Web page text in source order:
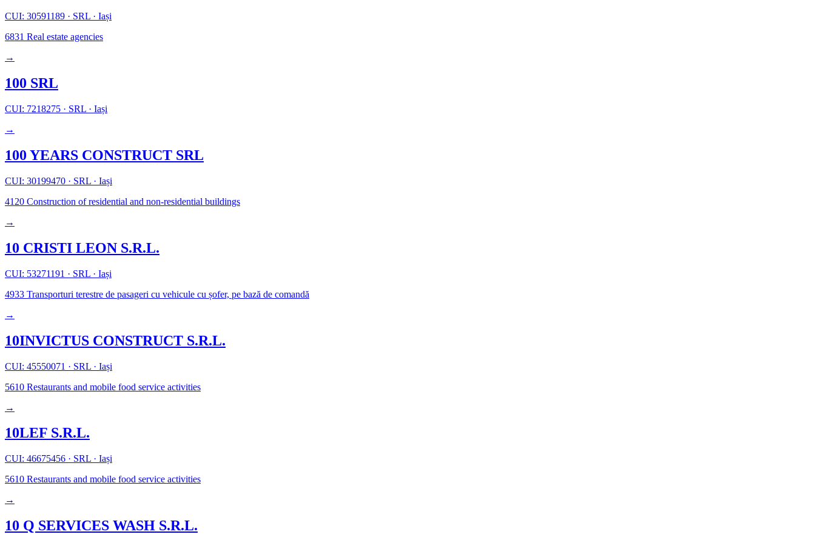
CUI: 30591189 · SRL · Iași
6831 Real estate agencies
→
100 SRL
CUI: 7218275 · SRL · Iași
→
100 YEARS CONSTRUCT SRL
CUI: 30199470 · SRL · Iași
4120 Construction of residential and non-residential buildings
→
10 CRISTI LEON S.R.L.
CUI: 53271191 · SRL · Iași
4933 Transporturi terestre de pasageri cu vehicule cu șofer, pe bază de comandă
→
10INVICTUS CONSTRUCT S.R.L.
CUI: 45550071 · SRL · Iași
5610 Restaurants and mobile food service activities
→
10LEF S.R.L.
CUI: 46675456 · SRL · Iași
5610 Restaurants and mobile food service activities
→
10 Q SERVICES WASH S.R.L.